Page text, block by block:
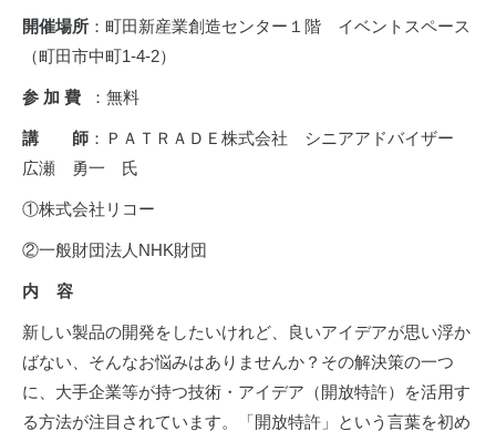
開催場所 ：町田新産業創造センター１階 イベントスペース
（町田市中町1-4-2）
参 加 費 ：無料
講 師 ：ＰＡＴＲＡＤＥ株式会社 シニアアドバイザー
広瀬 勇一 氏
①株式会社リコー
②一般財団法人 NHK財団
内 容
新しい製品の開発をしたいけれど、良いアイデアが思い浮か
ばない、そんなお悩みはありませんか？その解決策の一つ
に、大手企業等が持つ技術・アイデア（開放特許）を活用す
る方法が注目されています。「開放特許」という言葉を初め